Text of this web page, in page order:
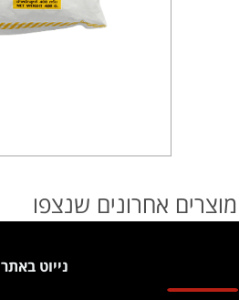
מוצרים אחרונים שנצפו
נייוט באתר